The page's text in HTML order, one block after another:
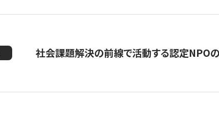
社会課題解決の前線で活動する認定NPO